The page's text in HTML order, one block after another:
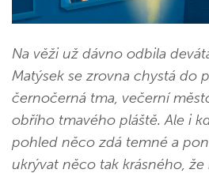
Na věži už dávno odbila
Matýsek se zrovna chystá do
černočerná tma, večerní
obřího tmavého pláště. Ale i
pohled něco zdá temné a
ukrývat něco tak krásného,